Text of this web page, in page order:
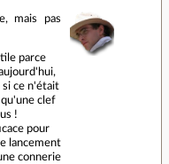
mais pas
parce
si ce n'était
qu'une clef
!
pour
lancement
connerie